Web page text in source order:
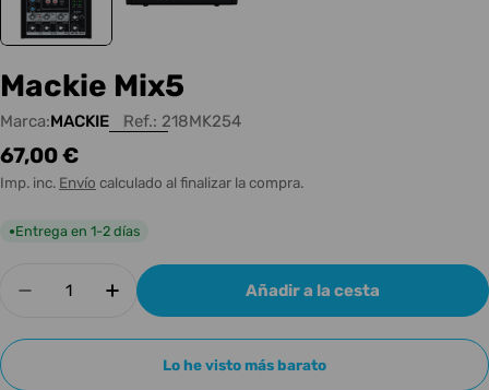
Mackie Mix5
Marca:MACKIE Ref.: 218MK254
Precio
habitual
67,00 €
Imp. inc. Envío calculado al finalizar la compra.
●Entrega en 1-2 días
Disminuir cantidad para Mackie Mix5
Aumentar cantidad para Mackie Mix5
Añadir a la cesta
Lo he visto más barato